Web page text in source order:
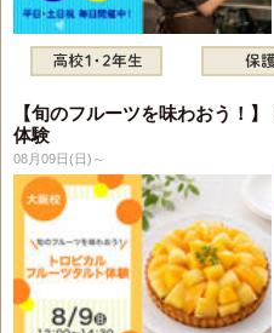
【旬のフルーツを味わおう！
体験
08月09日(日)～